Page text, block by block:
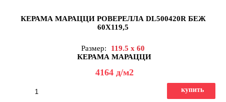
КЕРАМА МАРАЦЦИ РОВЕРЕЛЛА DL500420R БЕЖ
60X119,5
Размер:
119.5 x 60
КЕРАМА МАРАЦЦИ
4164 д/м2
купить